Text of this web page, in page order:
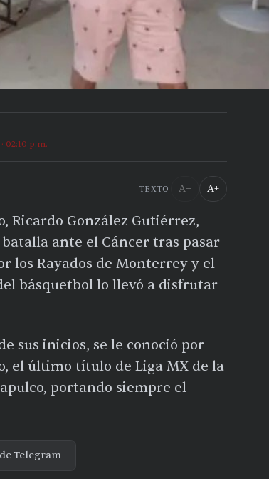
02:10 p.m.
TEXTO A− A+
Ricardo González Gutiérrez,
ante el Cáncer tras pasar
los Rayados de Monterrey y el
básquetbol lo llevó a disfrutar
sus inicios, se le conoció por
el último título de Liga MX de la
portando siempre el
Telegram